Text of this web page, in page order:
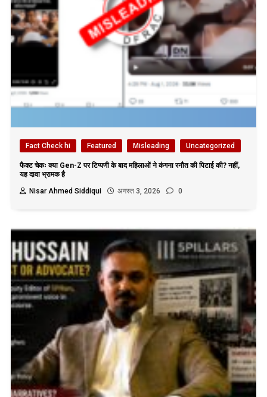
Fact Check hi Featured Misleading Uncategorized
फैक्ट चेकः क्या Gen-Z पर टिप्पणी के बाद महिलाओं ने कंगना रनौत की पिटाई की? नहीं,
यह दावा भ्रामक है
Nisar Ahmed Siddiqui
अगस्त 3, 2026 0